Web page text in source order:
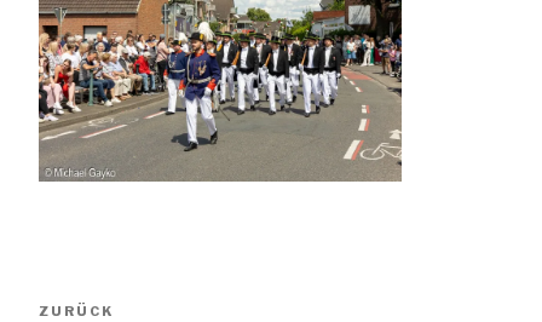
Vorheriger
ZURÜCK